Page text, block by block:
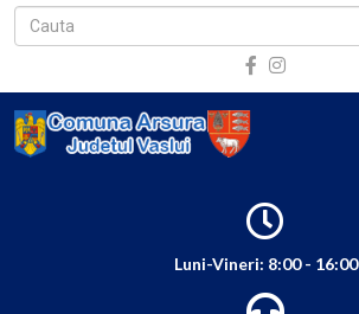
Luni-Vineri: 8:00 - 16:00